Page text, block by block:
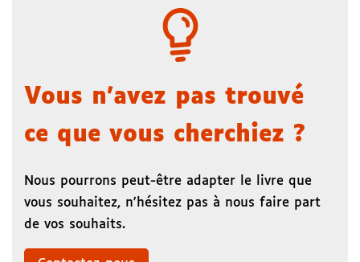
Vous n'avez pas trouvé
ce que vous cherchiez ?
Nous pourrons peut-être adapter le livre que
vous souhaitez, n'hésitez pas à nous faire part
de vos souhaits.